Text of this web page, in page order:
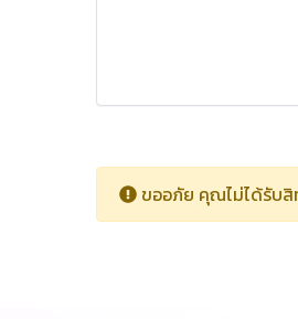
ขออภัย คุณไม่ได้รับสิ